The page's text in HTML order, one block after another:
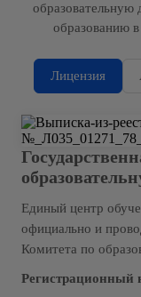
образовательную
образованию
Лицензия
Единый центр
официально и
Комитета по
Регистрационный